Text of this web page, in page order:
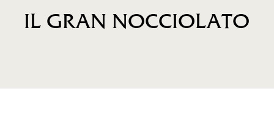
IL GRAN NOCCIOLATO